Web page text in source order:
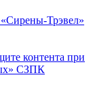
Трэвел»
контента при
СЗПК